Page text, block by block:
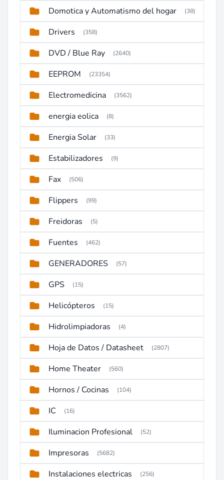
Domotica y Automatismo del hogar (38)
Drivers (358)
DVD / Blue Ray (2640)
EEPROM (23354)
Electromedicina (3562)
energia eolica (8)
Energia Solar (33)
Estabilizadores (9)
Fax (506)
Flippers (99)
Freidoras (5)
Fuentes (462)
GENERADORES (57)
GPS (15)
Helicópteros (15)
Hidrolimpiadoras (4)
Hoja de Datos / Datasheet (2807)
Home Theater (560)
Hornos / Cocinas (104)
IC (16)
Iluminacion Profesional (52)
Impresoras (5682)
Instalaciones electricas (256)